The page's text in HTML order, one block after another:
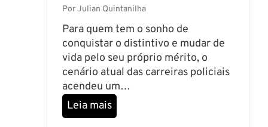
s
s
ã
o
O
r
g
a
PorJulian Quintanilha
Para quem tem o sonho de
conquistar o distintivo e mudar de
vida pelo seu próprio mérito, o
cenário atual das carreiras policiais
acendeu um…
Leia maisD
é